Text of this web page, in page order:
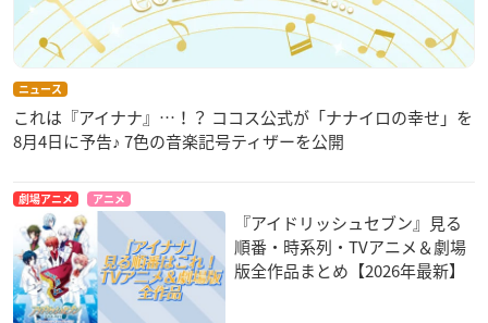
ニュース
これは『アイナナ』…！？ ココス公式が「ナナイロの幸せ」を
8月4日に予告♪ 7色の音楽記号ティザーを公開
劇場アニメ アニメ
『アイドリッシュセブン』見る
順番・時系列・TVアニメ＆劇場
版全作品まとめ【2026年最新】